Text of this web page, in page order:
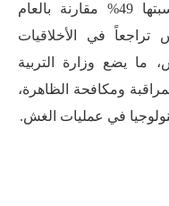
خلال امتحانات البكالوريا، بزيادة نسبتها 49% مقارنة بالعام
تراجعاً في الأخلاقيات
ما يضع وزارة التربية
ومكافحة الظاهرة،
في عمليات الغش.